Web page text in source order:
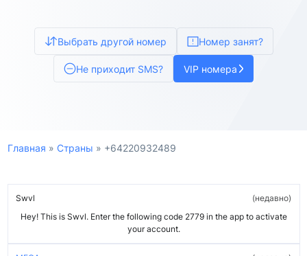
Выбрать другой номер Номер занят?
Не приходит SMS? VIP номера
Главная » Страны » +64220932489
Swvl
Hey! This is Swvl. Enter the following code 2779 in the app to activate
your account.
недавно